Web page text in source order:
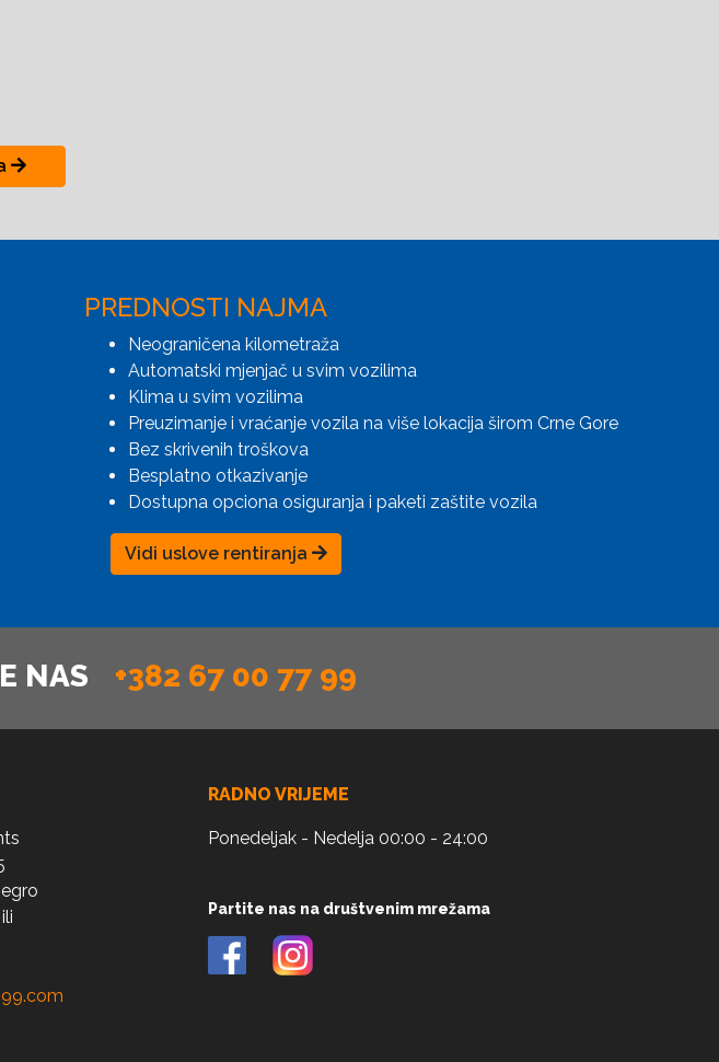
PREDNOSTI NAJMA
Neograničena kilometraža
Automatski mjenjač u svim vozilima
Klima u svim vozilima
Preuzimanje i vraćanje vozila na više lokacija širom Crne Gore
Bez skrivenih troškova
Besplatno otkazivanje
Dostupna opciona osiguranja i paketi zaštite vozila
Vidi uslove rentiranja
NAS +382 67 00 77 99
ili
RADNO VRIJEME
Ponedeljak - Nedelja 00:00 - 24:00
Partite nas na društvenim mrežama